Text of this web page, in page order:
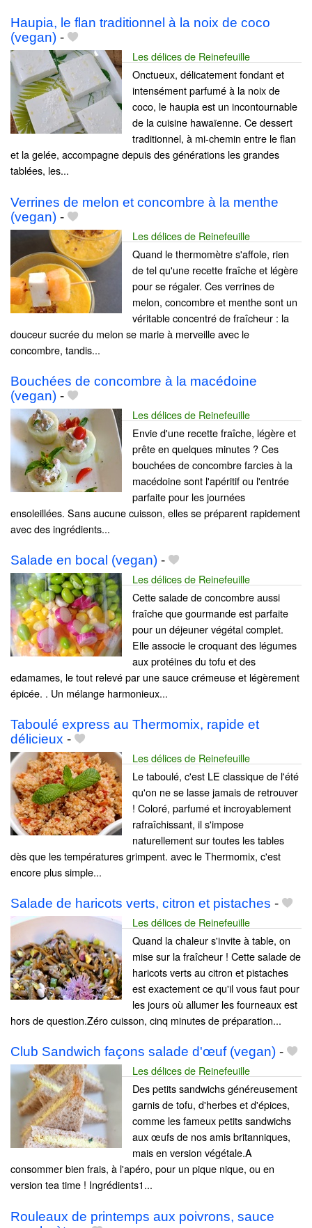
Haupia, le flan traditionnel à la noix de coco
(vegan) -
Les délices de Reinefeuille
Onctueux, délicatement fondant et
intensément parfumé à la noix de
coco, le haupia est un incontournable
de la cuisine hawaïenne. Ce dessert
traditionnel, à mi-chemin entre le flan
et la gelée, accompagne depuis des générations les grandes
tablées, les...
Verrines de melon et concombre à la menthe
(vegan) -
Les délices de Reinefeuille
Quand le thermomètre s'affole, rien
de tel qu'une recette fraîche et légère
pour se régaler. Ces verrines de
melon, concombre et menthe sont un
véritable concentré de fraîcheur : la
douceur sucrée du melon se marie à merveille avec le
concombre, tandis...
Bouchées de concombre à la macédoine
(vegan) -
Les délices de Reinefeuille
Envie d'une recette fraîche, légère et
prête en quelques minutes ? Ces
bouchées de concombre farcies à la
macédoine sont l'apéritif ou l'entrée
parfaite pour les journées
ensoleillées. Sans aucune cuisson, elles se préparent rapidement
avec des ingrédients...
Salade en bocal (vegan) -
Les délices de Reinefeuille
Cette salade de concombre aussi
fraîche que gourmande est parfaite
pour un déjeuner végétal complet.
Elle associe le croquant des légumes
aux protéines du tofu et des
edamames, le tout relevé par une sauce crémeuse et légèrement
épicée. . Un mélange harmonieux...
Taboulé express au Thermomix, rapide et
délicieux -
Les délices de Reinefeuille
Le taboulé, c'est LE classique de l'été
qu'on ne se lasse jamais de retrouver
! Coloré, parfumé et incroyablement
rafraîchissant, il s'impose
naturellement sur toutes les tables
dès que les températures grimpent. avec le Thermomix, c'est
encore plus simple...
Salade de haricots verts, citron et pistaches -
Les délices de Reinefeuille
Quand la chaleur s'invite à table, on
mise sur la fraîcheur ! Cette salade de
haricots verts au citron et pistaches
est exactement ce qu'il vous faut pour
les jours où allumer les fourneaux est
hors de question.Zéro cuisson, cinq minutes de préparation...
Club Sandwich façons salade d'œuf (vegan) -
Les délices de Reinefeuille
Des petits sandwichs généreusement
garnis de tofu, d'herbes et d'épices,
comme les fameux petits sandwichs
aux œufs de nos amis britanniques,
mais en version végétale.A
consommer bien frais, à l'apéro, pour un pique nique, ou en
version tea time ! Ingrédients1...
Rouleaux de printemps aux poivrons, sauce